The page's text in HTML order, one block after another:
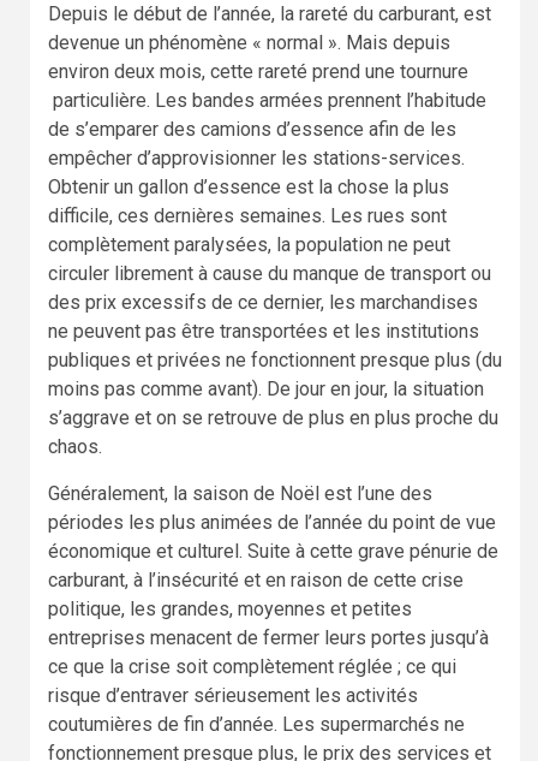
Depuis le début de l’année, la rareté du carburant, est
devenue un phénomène « normal ». Mais depuis
environ deux mois, cette rareté prend une tournure
particulière. Les bandes armées prennent l’habitude
de s’emparer des camions d’essence afin de les
empêcher d’approvisionner les stations-services.
Obtenir un gallon d’essence est la chose la plus
difficile, ces dernières semaines. Les rues sont
complètement paralysées, la population ne peut
circuler librement à cause du manque de transport ou
des prix excessifs de ce dernier, les marchandises
ne peuvent pas être transportées et les institutions
publiques et privées ne fonctionnent presque plus (du
moins pas comme avant). De jour en jour, la situation
s’aggrave et on se retrouve de plus en plus proche du
chaos.
Généralement, la saison de Noël est l’une des
périodes les plus animées de l’année du point de vue
économique et culturel. Suite à cette grave pénurie de
carburant, à l’insécurité et en raison de cette crise
politique, les grandes, moyennes et petites
entreprises menacent de fermer leurs portes jusqu’à
ce que la crise soit complètement réglée ; ce qui
risque d’entraver sérieusement les activités
coutumières de fin d’année. Les supermarchés ne
fonctionnement presque plus, le prix des services et